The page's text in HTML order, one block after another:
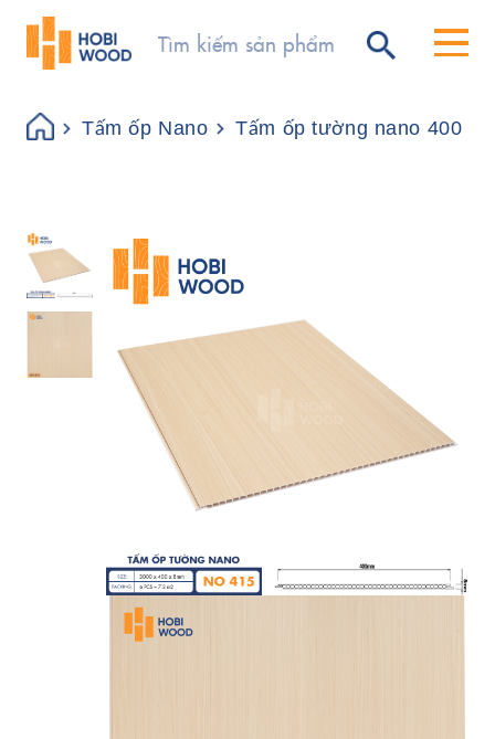
Tấm ốp Nano Tấm ốp tường nano 400